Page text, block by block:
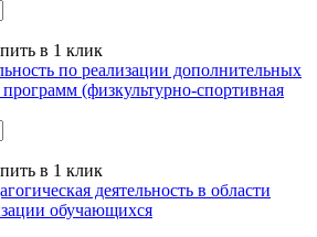
в 1 клик
по реализации дополнительных
(физкультурно-спортивная
в 1 клик
деятельность в области
обучающихся